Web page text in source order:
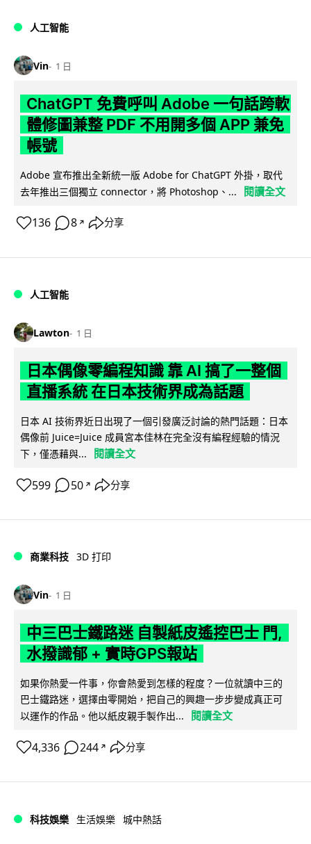
人工智能
Vin 1 日
ChatGPT 免費呼叫 Adobe 一句話跨軟
體修圖兼整 PDF 不用開多個 APP 兼免
帳號
Adobe 宣布推出全新統一版 Adobe for ChatGPT 外掛，取代
去年推出三個獨立 connector，將 Photoshop、...
閱讀全文
136 8 ↗ 分享
人工智能
Lawton 1 日
日本偶像零編程知識 靠 AI 搞了一整個
直播系統 在日本技術界成為話題
日本 AI 技術界近日出現了一個引發廣泛討論的熱門話題：日本
偶像前 Juice=Juice 成員宮本佳林在完全沒有編程經驗的情況
下，僅憑藉與...
閱讀全文
599 50 ↗ 分享
商業科技 3D 打印
Vin 1 日
中三巴士鐵路迷 自製紙皮遙控巴士 門,
水撥識郁 + 實時GPS報站
如果你熱愛一件事，你會熱愛到怎樣的程度？一位就讀中三的
巴士鐵路迷，選擇由零開始，把自己的興趣一步步變成真正可
以運作的作品。他以紙皮親手製作出...
閱讀全文
4,336 244 ↗ 分享
科技娛樂 生活娛樂 城中熱話